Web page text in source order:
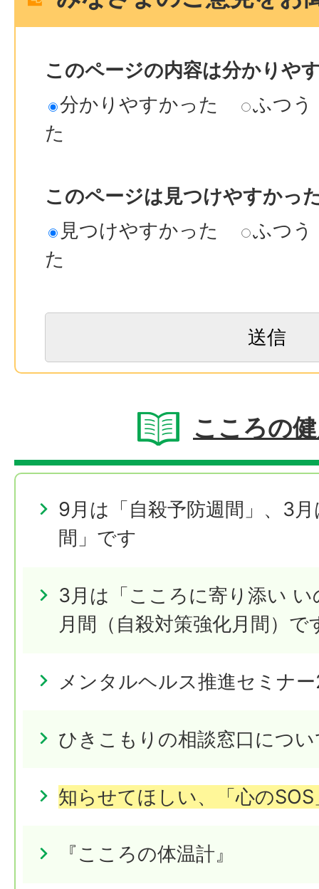
このページの内容は分かりや
分かりやすかった
ふつう
た
このページは見つけやすかっ
見つけやすかった
ふつう
た
こころの
9月は「自殺予防週間」、3
間」です
3月は「こころに寄り添い
月間（自殺対策強化月間）で
メンタルヘルス推進セミナ
ひきこもりの相談窓口につ
知らせてほしい、「心のSOS
『こころの体温計』